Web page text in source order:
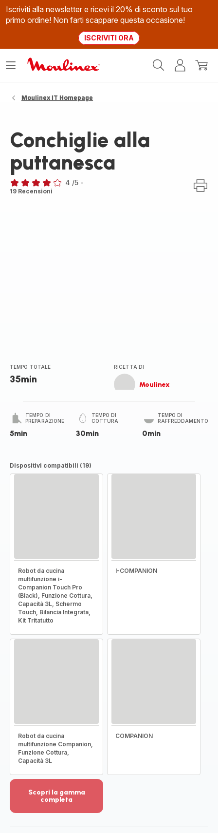
Iscriviti alla newsletter e ricevi il 20% di sconto sul tuo
primo ordine! Non farti scappare questa occasione!
ISCRIVITI ORA
Il
Apri
Moulinex IT Homepage
Conchiglie alla
puttanesca
Recensione
4 /5 -
19 Recensioni
TEMPO TOTALE
35min
RICETTA DI
Moulinex
TEMPO DI
PREPARAZIONE
5min
TEMPO DI
COTTURA
30min
TEMPO DI
RAFFREDDAMENTO
0min
Dispositivi compatibili (19)
Robot da cucina
multifunzione i-
Companion Touch Pro
(Black), Funzione Cottura,
Capacità 3L, Schermo
Touch, Bilancia Integrata,
Kit Tritatutto
I-COMPANION
Robot da cucina
multifunzione Companion,
Funzione Cottura,
Capacità 3L
COMPANION
Scopri la gamma
completa
dettagli